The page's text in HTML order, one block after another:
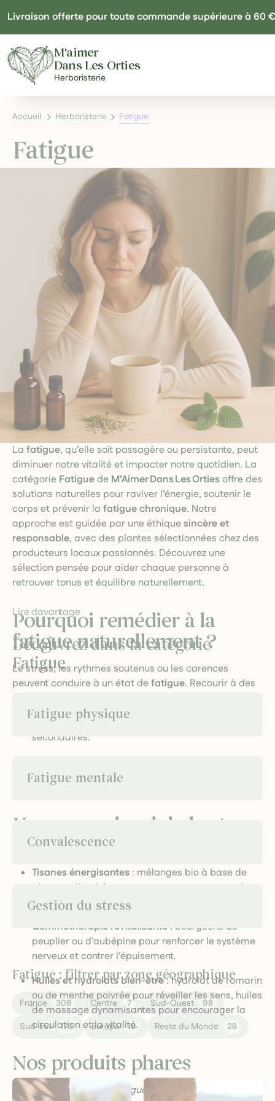
Livraison offerte pour toute commande supérieure à 60 €
M'aimer
Dans Les Orties
Herboristerie
Accueil Herboristerie Fatigue
Fatigue
La fatigue, qu’elle soit passagère ou persistante, peut
diminuer notre vitalité et impacter notre quotidien. La
catégorie Fatiguede M’Aimer Dans Les Ortiesoffre des
solutions naturelles pour raviver l’énergie, soutenir le
corps et prévenir la fatigue chronique. Notre
approche est guidée par une éthiquesincère et
responsable, avec des plantes sélectionnées chez des
producteurs locaux passionnés. Découvrez une
sélection pensée pour aider chaque personne à
retrouver tonus et équilibre naturellement.
Pourquoi remédier à la
fatigue naturellement ?
Le stress, les rythmes soutenus ou les carences
peuvent conduire à un état defatigue. Recourir à des
Recharger les ressources énergétiques sans effets
secondaires.
Participer à un mode de vie sain et équilibré.
Une approche globale et
progressive
Tisanes énergisantes : mélanges bio à base de
ginseng, éleuthérocoque, guarana ou astragale
pour stimuler le tonus.
Gemmothérapie revitalisante : bourgeons de
peuplier ou d’aubépine pour renforcer le système
nerveux et contrer l’épuisement.
Huiles et hydrolats bien-être: hydrolat de romarin
ou de menthe poivrée pour réveiller les sens, huiles
de massage dynamisantes pour encourager la
circulation et la vitalité.
Nos produits phares
Infusion tonicité & fatigue
: formulation stimulante
Lire davantage
Découvrez dans la catégorie
Fatigue
Fatigue physique
Fatigue mentale
Convalescence
Gestion du stress
Fatigue : filtrer par zone géographique
France 306 Centre 7 Sud-Ouest
98
Sud-Est
170 Europe 16 Reste du Monde 28